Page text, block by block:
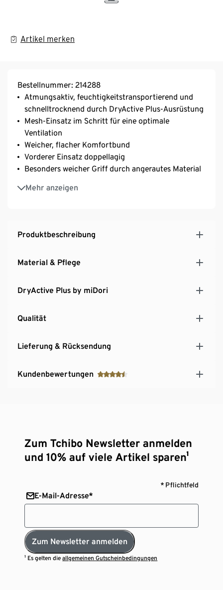
Artikel merken
Bestellnummer: 214288
Atmungsaktiv, feuchtigkeitstransportierend und
schnelltrocknend durch DryActive Plus-Ausrüstung
Mesh-Einsatz im Schritt für eine optimale
Ventilation
Weicher, flacher Komfortbund
Vorderer Einsatz doppellagig
Besonders weicher Griff durch angerautes Material
Mehr anzeigen
Elastische Flatlocknähte auf Vorder- und Rückseite
– kein Scheuern
Produktbeschreibung
Material & Pflege
DryActive Plus by miDori
Qualität
Lieferung & Rücksendung
Kundenbewertungen
Zum Tchibo Newsletter anmelden
und 10% auf viele Artikel sparen¹
* Pflichtfeld
E-Mail-Adresse*
Zum Newsletter anmelden
¹ Es gelten dieallgemeinen Gutscheinbedingungen